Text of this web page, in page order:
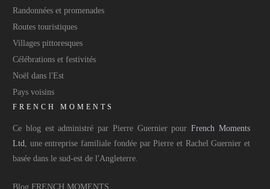
Randonnées et promenades
Routes touristiques
Villages pittoresques
Célébrations et festivités
Noël dans l'Est
Pays voisins
FRENCH MOMENTS
Ce blog est administré par Pierre Guernier pourFrench Moments
Ltd, une entreprise familiale fondée par Pierre et Rachel Guernier et
basée dans le sud-est de l'Angleterre.
Blog FRENCH MOMENTS